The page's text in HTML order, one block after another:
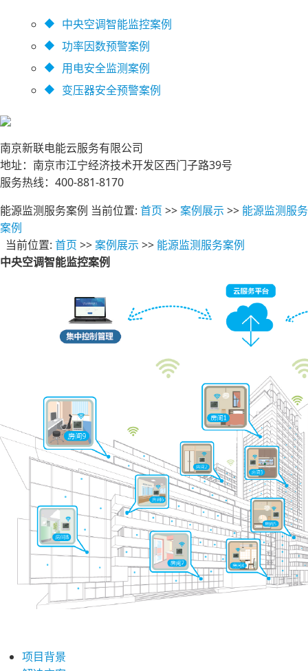
◆ 中央空调智能监控案例
◆ 功率因数预警案例
◆ 用电安全监测案例
◆ 变压器安全预警案例
南京新联电能云服务有限公司
地址：南京市江宁经济技术开发区西门子路39号
服务热线：400-881-8170
能源监测服务案例 当前位置: 首页 >>案例展示 >> 能源监测服务
案例
当前位置: 首页 >>案例展示 >> 能源监测服务案例
中央空调智能监控案例
项目背景